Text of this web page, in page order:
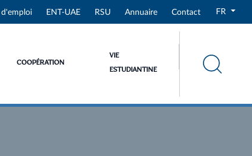
FR
ENT-UAE RSU Annuaire Contact
COOPÉRATION
VIE
ESTUDIANTINE